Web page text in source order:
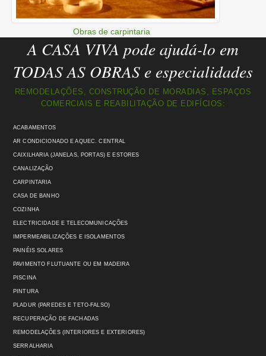
Obras de carpintaria
A CASA VIVA pode ajudá-lo em
TODAS AS OBRAS e especialidades
REMODELAÇÕES, CONSTRUÇÃO DE MORADIAS, ESPAÇOS
COMERCIAIS E REABILITAÇÃO DE EDIFÍCIOS:
ACABAMENTOS
AR CONDICIONADO E AQUEC. CENTRAL
CAIXILHARIA (JANELAS, PORTAS) E ESTORES
CANALIZAÇÃO
CARPINTARIA
CASA DE BANHO
COZINHA
ELECTRICIDADE E TELECOMUNICAÇÕES
IMPERMEABILIZAÇÕES E ISOLAMENTOS
PAINÉIS SOLARES
PAVIMENTO FLUTUANTE OU EM MADEIRA
PISCINA
PINTURA
PLADUR (PAREDES E TETO-FALSO)
RECUPERAÇÃO DE FACHADAS
REMODELAÇÕES (INTERIORES E EXTERIORES)
SERRALHARIA